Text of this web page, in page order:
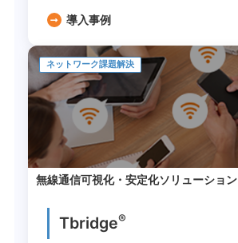
導入事例
ネットワーク課題解決
無線通信可視化・安定化ソリューション
Tbridge®